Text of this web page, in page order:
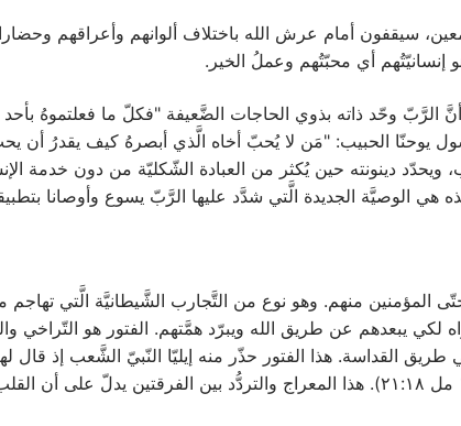
سيقفون أمام عرش الله باختلاف ألوانهم وأعراقهم
إنسانيّتُهم أي محبّتُهم وعملُ الخير.
أنَّ الرَّبّ وحّد ذاته بذوي الحاجات الضَّعيفة "فكلّ ما فعلتموهُ
ويحدّد دينونته حين يُكثر من العبادة الشّكليّة من دون خدمة
هي الوصيَّة الجديدة الَّتي شدَّد عليها الرَّبّ يسوع وأوصانا
المؤمنين منهم. وهو نوع من التَّجارب الشَّيطانيَّة الَّتي تهاجم
يبعدهم عن طريق الله ويبرّد همَّتهم. الفتور هو التّراخي
القداسة. هذا الفتور حذّر منه إيليّا النّبيّ الشَّعب إذ
الرَّبُّ هُوَ اللهَ فَاتَّبِعُوهُ، وَإِنْ كَانَ الْبَعْلُ فَاتَّبِعُوهُ" (١ مل ٢١:١٨). هذا المعراج والتردُّد